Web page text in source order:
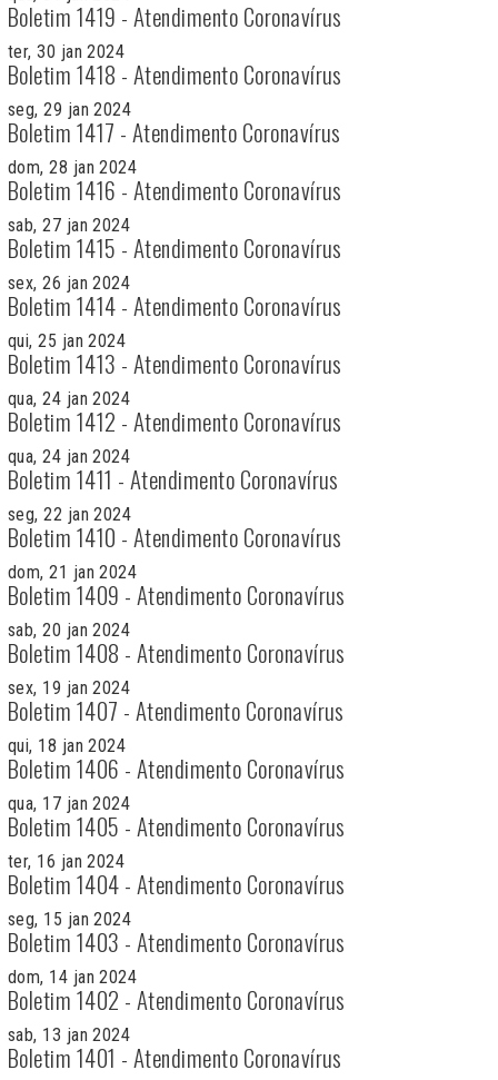
Boletim 1419 - Atendimento Coronavírus
ter, 30 jan 2024
Boletim 1418 - Atendimento Coronavírus
seg, 29 jan 2024
Boletim 1417 - Atendimento Coronavírus
dom, 28 jan 2024
Boletim 1416 - Atendimento Coronavírus
sab, 27 jan 2024
Boletim 1415 - Atendimento Coronavírus
sex, 26 jan 2024
Boletim 1414 - Atendimento Coronavírus
qui, 25 jan 2024
Boletim 1413 - Atendimento Coronavírus
qua, 24 jan 2024
Boletim 1412 - Atendimento Coronavírus
qua, 24 jan 2024
Boletim 1411 - Atendimento Coronavírus
seg, 22 jan 2024
Boletim 1410 - Atendimento Coronavírus
dom, 21 jan 2024
Boletim 1409 - Atendimento Coronavírus
sab, 20 jan 2024
Boletim 1408 - Atendimento Coronavírus
sex, 19 jan 2024
Boletim 1407 - Atendimento Coronavírus
qui, 18 jan 2024
Boletim 1406 - Atendimento Coronavírus
qua, 17 jan 2024
Boletim 1405 - Atendimento Coronavírus
ter, 16 jan 2024
Boletim 1404 - Atendimento Coronavírus
seg, 15 jan 2024
Boletim 1403 - Atendimento Coronavírus
dom, 14 jan 2024
Boletim 1402 - Atendimento Coronavírus
sab, 13 jan 2024
Boletim 1401 - Atendimento Coronavírus